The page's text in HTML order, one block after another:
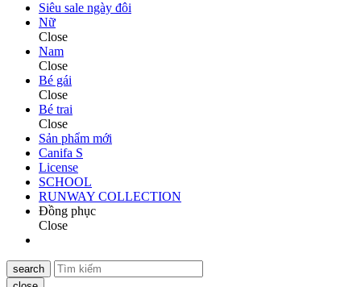
Siêu sale ngày đôi
Nữ
Close
Nam
Close
Bé gái
Close
Bé trai
Close
Sản phẩm mới
Canifa S
License
SCHOOL
RUNWAY COLLECTION
Đồng phục
Close
search